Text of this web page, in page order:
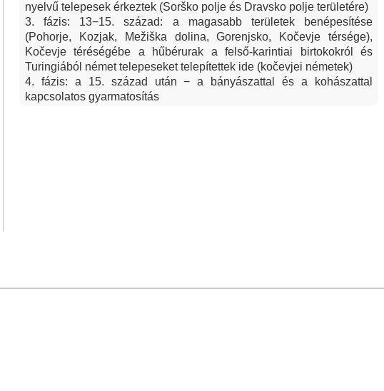
nyelvű telepesek érkeztek (Sorško polje és Dravsko polje területére)
3. fázis: 13−15. század: a magasabb területek benépesítése
(Pohorje, Kozjak, Mežiška dolina, Gorenjsko, Kočevje térsége),
Kočevje téréségébe a hűbérurak a felső-karintiai birtokokról és
Turingiából német telepeseket telepítettek ide (kočevjei németek)
4. fázis: a 15. század után − a bányászattal és a kohászattal
kapcsolatos gyarmatosítás